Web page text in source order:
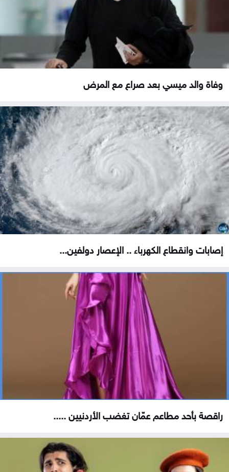
وفاة والد ميسي بعد صراع مع المرض
إصابات وانقطاع الكهرباء .. الإعصار دولفين...
راقصة بأحد مطاعم عمّان تغضب الأردنيين .....